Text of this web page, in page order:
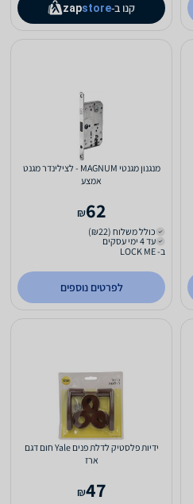
קנו ב- zapstore
מנגנון מגנטי MAGNUM - לצילינדר מגנט
אמצע
62
₪
כולל משלוח (₪22)
עד 4 ימי עסקים
ב- LOCK ME
לפרטים נוספים
ידיות פלסטיק לדלת פנים Yale חום דגם
ארז
47
₪